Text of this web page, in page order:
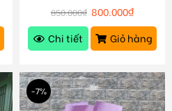
850.000₫ 800.000₫
Chi tiết
Giỏ hàng
-7%